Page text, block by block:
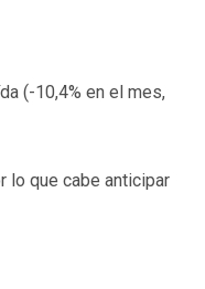
(-10,4% en el mes,
lo que cabe anticipar